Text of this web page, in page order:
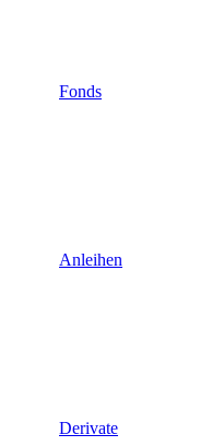
Fonds
Anleihen
Derivate